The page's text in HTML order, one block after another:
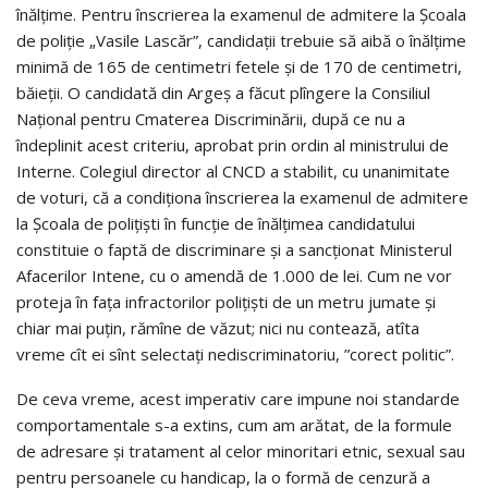
înălţime. Pentru înscrierea la examenul de admitere la Şcoala
de poliţie „Vasile Lascăr”, candidaţii trebuie să aibă o înălţime
minimă de 165 de centimetri fetele şi de 170 de centimetri,
băieţii. O candidată din Argeş a făcut plîngere la Consiliul
Naţional pentru Cmaterea Discriminării, după ce nu a
îndeplinit acest criteriu, aprobat prin ordin al ministrului de
Interne. Colegiul director al CNCD a stabilit, cu unanimitate
de voturi, că a condiţiona înscrierea la examenul de admitere
la Şcoala de poliţişti în funcţie de înălţimea candidatului
constituie o faptă de discriminare şi a sancţionat Ministerul
Afacerilor Intene, cu o amendă de 1.000 de lei. Cum ne vor
proteja în faţa infractorilor poliţişti de un metru jumate şi
chiar mai puţin, rămîne de văzut; nici nu contează, atîta
vreme cît ei sînt selectaţi nediscriminatoriu, ”corect politic”.
De ceva vreme, acest imperativ care impune noi standarde
comportamentale s-a extins, cum am arătat, de la formule
de adresare şi tratament al celor minoritari etnic, sexual sau
pentru persoanele cu handicap, la o formă de cenzură a